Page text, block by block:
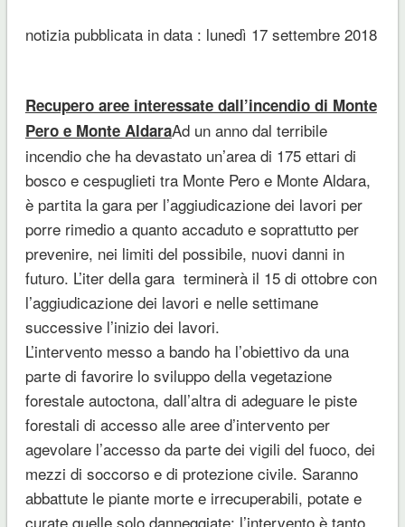
notizia pubblicata in data : lunedì 17 settembre 2018
Recupero aree interessate dall’incendio di Monte
Pero e Monte AldaraAd un anno dal terribile
incendio che ha devastato un’area di 175 ettari di
bosco e cespuglieti tra Monte Pero e Monte Aldara,
è partita la gara per l’aggiudicazione dei lavori per
porre rimedio a quanto accaduto e soprattutto per
prevenire, nei limiti del possibile, nuovi danni in
futuro. L’iter della gara terminerà il 15 di ottobre con
l’aggiudicazione dei lavori e nelle settimane
successive l’inizio dei lavori.
L’intervento messo a bando ha l’obiettivo da una
parte di favorire lo sviluppo della vegetazione
forestale autoctona, dall’altra di adeguare le piste
forestali di accesso alle aree d’intervento per
agevolare l’accesso da parte dei vigili del fuoco, dei
mezzi di soccorso e di protezione civile. Saranno
abbattute le piante morte e irrecuperabili, potate e
curate quelle solo danneggiate: l’intervento è tanto